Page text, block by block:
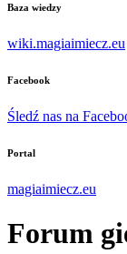
Baza wiedzy
wiki.magiaimiecz.eu
Facebook
Śledź nas na
Portal
magiaimiecz.eu
Forum